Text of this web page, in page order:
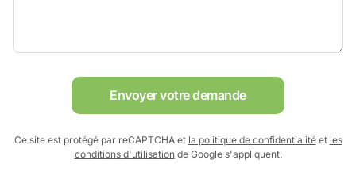
Envoyer votre demande
Ce site est protégé par reCAPTCHA et la politique de confidentialitéet les
conditions d'utilisationde Google s'appliquent.